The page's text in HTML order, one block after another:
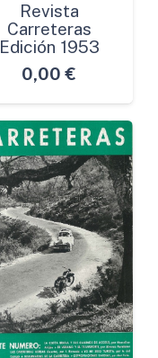
Revista
Carreteras
Edición 1953
0,00 €